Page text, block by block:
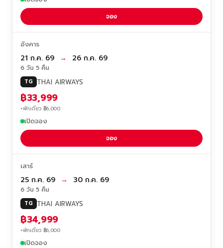
จอง
อังคาร
21 ก.ค. 69 → 26 ก.ค. 69
6 วัน 5 คืน
TG THAI AIRWAYS
฿33,999
+พักเดี่ยว ฿6,000
เปิดจอง
จอง
เสาร์
25 ก.ค. 69 → 30 ก.ค. 69
6 วัน 5 คืน
TG THAI AIRWAYS
฿34,999
+พักเดี่ยว ฿6,000
เปิดจอง